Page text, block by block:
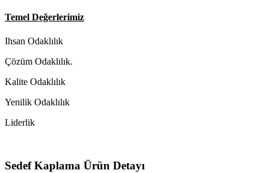
Temel Değerlerimiz
Ihsan Odaklılık
Çözüm Odaklılık.
Kalite Odaklılık
Yenilik Odaklılık
Liderlik
Sedef Kaplama Ürün Detayı